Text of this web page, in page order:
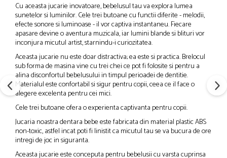
Cu aceasta jucarie inovatoare, bebelusul tau va explora lumea
sunetelor si luminilor. Cele trei butoane cu functii diferite - melodii,
efecte sonore si luminoase - il vor captiva instantaneu. Fiecare
apasare devine o aventura muzicala, iar lumini blande si blituri vor
inconjura micutul artist, starnindu-i curiozitatea.
Aceasta jucarie nu este doar distractiva; ea este si practica. Brelocul
sub forma de masina vine cu trei chei ce pot fi folosite si pentru a
alina disconfortul bebelusului in timpul perioadei de dentitie.
Materialul este confortabil si sigur pentru copii, ceea ce il face o
alegere excelenta pentru cei mici.
Cele trei butoane ofera o experienta captivanta pentru copii.
Jucaria noastra dentara bebe este fabricata din material plastic ABS
non-toxic, astfel incat poti fi linistit ca micutul tau se va bucura de ore
intregi de joc in siguranta.
Aceasta jucarie este conceputa pentru bebelusii cu varsta cuprinsa